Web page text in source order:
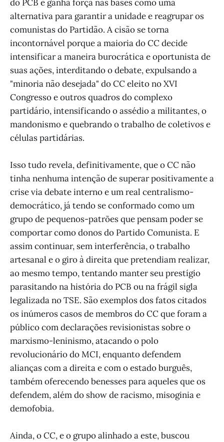
do PCB e ganha força nas bases como uma
alternativa para garantir a unidade e reagrupar os
comunistas do Partidão. A cisão se torna
incontornável porque a maioria do CC decide
intensificar a maneira burocrática e oportunista de
suas ações, interditando o debate, expulsando a
"minoria não desejada" do CC eleito no XVI
Congresso e outros quadros do complexo
partidário, intensificando o assédio a militantes, o
mandonismo e quebrando o trabalho de coletivos e
células partidárias.
Isso tudo revela, definitivamente, que o CC não
tinha nenhuma intenção de superar positivamente a
crise via debate interno e um real centralismo-
democrático, já tendo se conformado como um
grupo de pequenos-patrões que pensam poder se
comportar como donos do Partido Comunista. E
assim continuar, sem interferência, o trabalho
artesanal e o giro à direita que pretendiam realizar,
ao mesmo tempo, tentando manter seu prestígio
parasitando na história do PCB ou na frágil sigla
legalizada no TSE. São exemplos dos fatos citados
os inúmeros casos de membros do CC que foram a
público com declarações revisionistas sobre o
marxismo-leninismo, atacando o polo
revolucionário do MCI, enquanto defendem
alianças com a direita e com o estado burguês,
também oferecendo benesses para aqueles que os
defendem, além do show de racismo, misoginia e
demofobia.
Ainda, o CC, e o grupo alinhado a este, buscou